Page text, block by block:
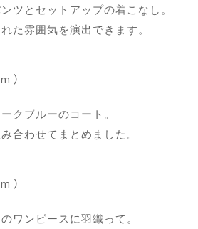
ツとセットアップの着こなし。
た雰囲気を演出できます。
）
クブルーのコート。
合わせてまとめました。
）
ワンピースに羽織って。